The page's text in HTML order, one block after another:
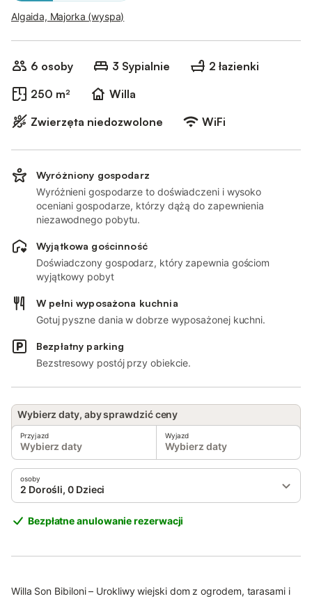
Algaida, Majorka (wyspa)
6 osoby 3 Sypialnie
2 łazienki
250 m²
Willa
Zwierzęta niedozwolone
WiFi
Wyróżniony gospodarz
Wyróżnieni gospodarze to doświadczeni i wysoko
oceniani gospodarze, którzy dążą do zapewnienia
niezawodnego pobytu.
Wyjątkowa gościnność
Doświadczony gospodarz, który zapewnia gościom
wyjątkowy pobyt
W pełni wyposażona kuchnia
Gotuj pyszne dania w dobrze wyposażonej kuchni.
Bezpłatny parking
Bezstresowy postój przy obiekcie.
Wybierz daty, aby sprawdzić ceny
Przyjazd
Wybierz daty
Wyjazd
Wybierz daty
osoby
2 Dorośli, 0 Dzieci
Bezpłatne anulowanie rezerwacji
Willa Son Bibiloni – Urokliwy wiejski dom z ogrodem, tarasami i